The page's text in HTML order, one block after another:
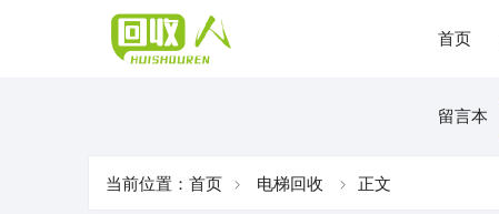
首页
留言本
当前位置： 首页 电梯回收 正文